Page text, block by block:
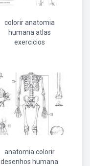
colorir anatomia
humana atlas
exercicios
anatomia colorir
desenhos humana